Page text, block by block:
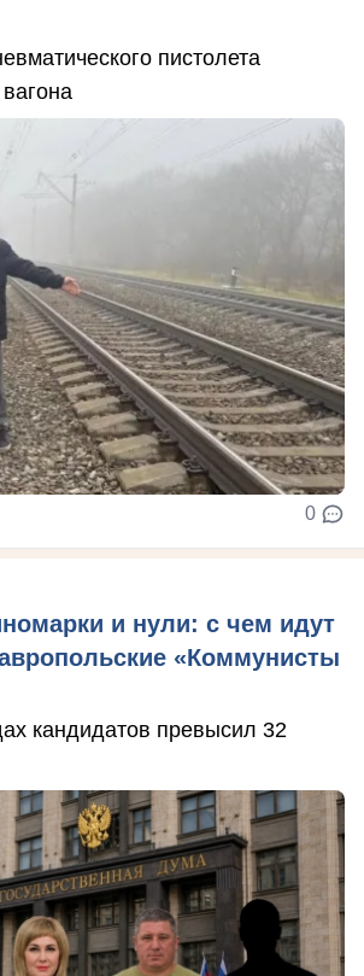
пистолета
0
и нули: с чем идут
«Коммунисты
кандидатов превысил 32